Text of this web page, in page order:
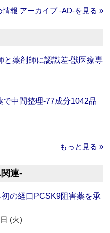
情報 アーカイブ ‐AD‐を見る »
と薬剤師に認識差‐獣医療専
で中間整理‐77成分1042品
もっと見る »
連‐
の経口PCSK9阻害薬を承
(火)